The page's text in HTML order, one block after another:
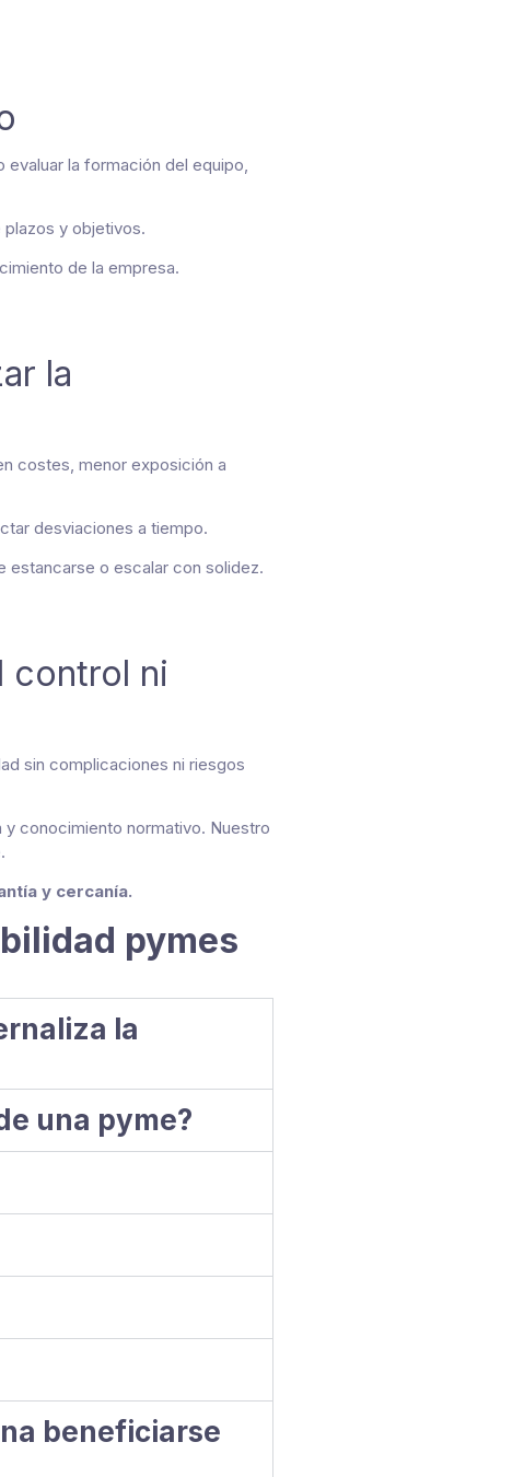
la formación del equipo,
plazos y objetivos.
de la empresa.
la
costes, menor exposición a
desviaciones a tiempo.
estancarse o escalar con solidez.
control ni
sin complicaciones ni riesgos
conocimiento normativo. Nuestro
y cercanía.
pymes
la
una pyme?
beneficiarse